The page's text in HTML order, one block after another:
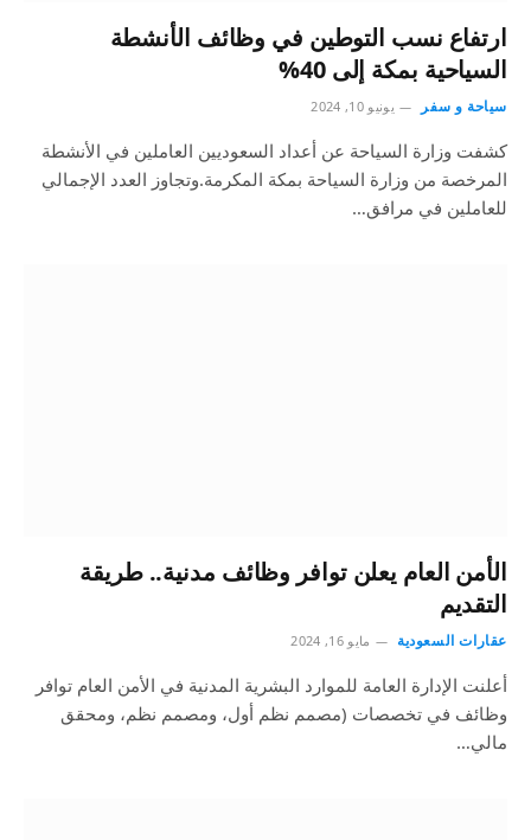
ارتفاع نسب التوطين في وظائف الأنشطة
السياحية بمكة إلى 40%
سياحة و سفر يونيو 10, 2024
كشفت وزارة السياحة عن أعداد السعوديين العاملين في الأنشطة
المرخصة من وزارة السياحة بمكة المكرمة.وتجاوز العدد الإجمالي
للعاملين في مرافق…
الأمن العام يعلن توافر وظائف مدنية.. طريقة
التقديم
عقارات السعودية مايو 16, 2024
أعلنت الإدارة العامة للموارد البشرية المدنية في الأمن العام توافر
وظائف في تخصصات (مصمم نظم أول، ومصمم نظم، ومحقق
مالي…